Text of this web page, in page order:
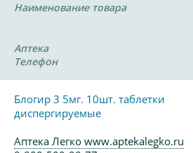
Наименование товара
Аптека
Телефон
Блогир 3 5мг. 10шт. таблетки
диспергируемые
Аптека Легко www.aptekalegko.ru